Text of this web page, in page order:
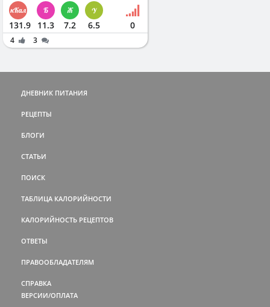
131.9 11.3 7.2 6.5 0
4 3
ДНЕВНИК ПИТАНИЯ
РЕЦЕПТЫ
БЛОГИ
СТАТЬИ
ПОИСК
ТАБЛИЦА КАЛОРИЙНОСТИ
КАЛОРИЙНОСТЬ РЕЦЕПТОВ
ОТВЕТЫ
ПРАВООБЛАДАТЕЛЯМ
СПРАВКА
ВЕРСИИ/ОПЛАТА